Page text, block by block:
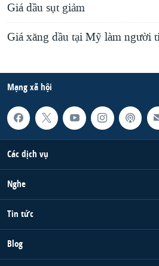
Giá dầu sụt giảm
Giá xăng dầu tại Mỹ làm người
Mạng xã hội
Các dịch vụ
Nghe
Tin tức
Blog